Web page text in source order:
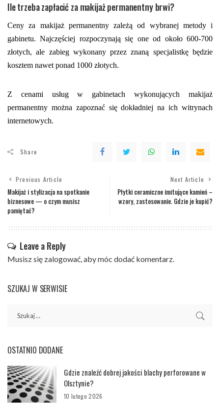
Ile trzeba zapłacić za makijaż permanentny brwi?
Ceny za makijaż permanentny zależą od wybranej metody i
gabinetu. Najczęściej rozpoczynają się one od około 600-700
złotych, ale zabieg wykonany przez znaną specjalistkę będzie
kosztem nawet ponad 1000 złotych.
Z cenami usług w gabinetach wykonujących makijaż
permanentny można zapoznać się dokładniej na ich witrynach
internetowych.
Share
Previous Article
Makijaż i stylizacja na spotkanie
biznesowe — o czym musisz
pamiętać?
Next Article
Płytki ceramiczne imitujące kamień –
wzory, zastosowanie. Gdzie je kupić?
Leave a Reply
Musisz się zalogować, aby móc dodać komentarz.
SZUKAJ W SERWISIE
OSTATNIO DODANE
Gdzie znaleźć dobrej jakości blachy perforowane w
Olsztynie?
10 lutego 2026